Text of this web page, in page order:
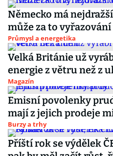
Německo má
může za to
Průmysl a energetika
Velká Británie už
energie z větru než z
Magazín
Emisní povolenky
mají z jejich prodeje
Burzy a trhy
Příští rok se výdělek